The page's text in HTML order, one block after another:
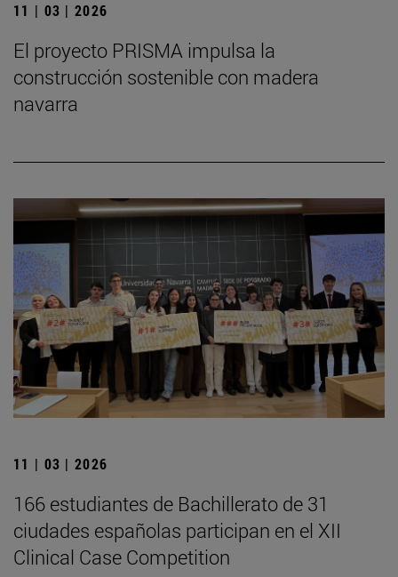
11 | 03 | 2026
El proyecto PRISMA impulsa la
construcción sostenible con madera
navarra
11 | 03 | 2026
166 estudiantes de Bachillerato de 31
ciudades españolas participan en el XII
Clinical Case Competition